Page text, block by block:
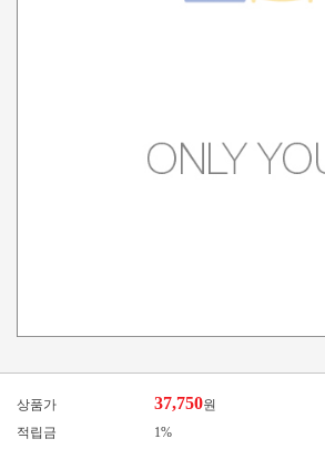
상품가 37,750원
적립금
1%